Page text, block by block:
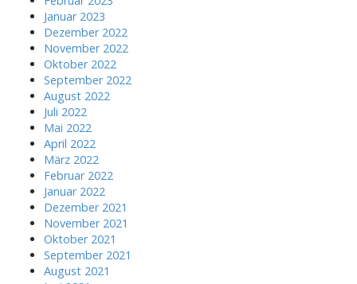
Januar 2023
Dezember 2022
November 2022
Oktober 2022
September 2022
August 2022
Juli 2022
Mai 2022
April 2022
März 2022
Februar 2022
Januar 2022
Dezember 2021
November 2021
Oktober 2021
September 2021
August 2021